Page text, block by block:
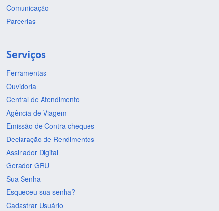
Comunicação
Parcerias
Serviços
Ferramentas
Ouvidoria
Central de Atendimento
Agência de Viagem
Emissão de Contra-cheques
Declaração de Rendimentos
Assinador Digital
Gerador GRU
Sua Senha
Esqueceu sua senha?
Cadastrar Usuário